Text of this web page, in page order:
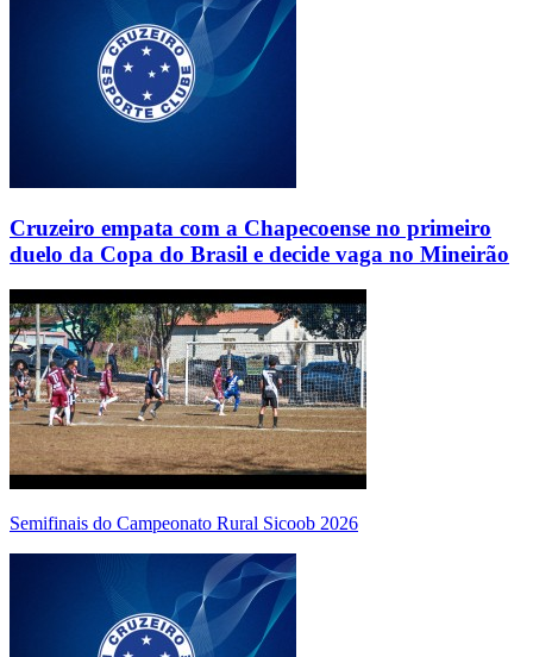
Cruzeiro empata com a Chapecoense no primeiro
duelo da Copa do Brasil e decide vaga no Mineirão
Semifinais do Campeonato Rural Sicoob 2026